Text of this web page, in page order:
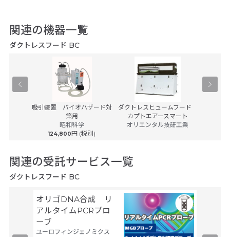
関連の機器一覧
ダクトレスフード BC
吸引装置 バイオハザード対
策用
昭和科学
124,800円 (税別)
ダクトレスヒュームフード
カプトエアースマート
オリエンタル技研工業
関連の受託サービス一覧
ダクトレスフード BC
オリゴDNA合成 リ
アルタイムPCRプロ
ーブ
ユーロフィンジェノミクス